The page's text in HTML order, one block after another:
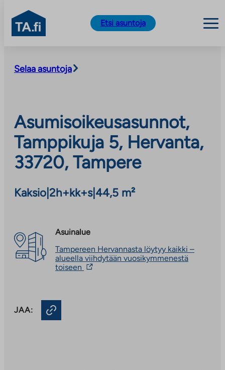
sisältöön
TA.fi
Etsi asuntoja
Selaa asuntoja
Asumisoikeusasunnot,
Tamppikuja 5, Hervanta,
33720, Tampere
Kaksio 2h+kk+s| 44,5 m²
Asuinalue
Tampereen Hervannasta löytyy kaikki –
alueella viihdytään vuosikymmenestä
toiseen Linkki
JAA: